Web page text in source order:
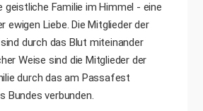
geistliche Familie im Himmel - eine
ewigen Liebe. Die Mitglieder der
durch das Blut miteinander
Weise sind die Mitglieder der
durch das am Passafest
Bundes verbunden.